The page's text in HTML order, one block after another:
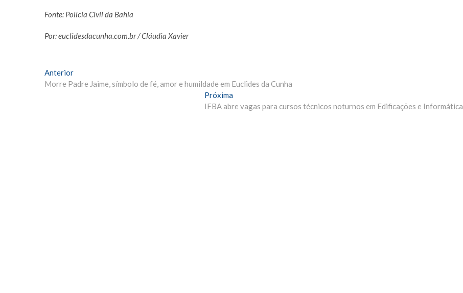
Fonte: Polícia Civil da Bahia
Por: euclidesdacunha.com.br / Cláudia Xavier
Navegação
de
AnteriorMatéria
Anterior:
Morre Padre Jaime, símbolo de fé, amor e humildade em Euclides da Cunha
Próxima
Materia:
IFBA abre vagas para cursos técnicos noturnos em Edificações e Informática